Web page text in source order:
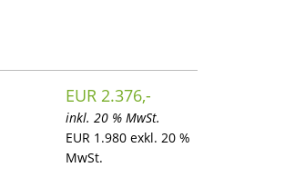
EUR 2.376,-
inkl. 20 % MwSt.
EUR 1.980 exkl. 20 %
MwSt.